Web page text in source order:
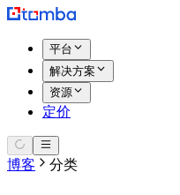
平台
解决方案
资源
定价
博客 分类